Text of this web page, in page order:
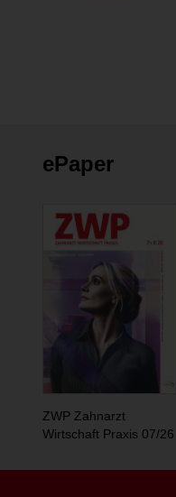
ePaper
ZWP Zahnarzt
Wirtschaft Praxis 07/26